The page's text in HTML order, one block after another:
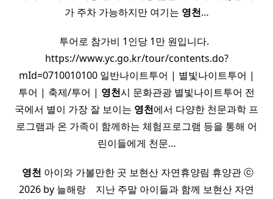
가 주차 가능하지만 여기는 영천…
투어로 참가비 1인당 1만 원입니다. ​ ​
https://www.yc.go.kr/tour/contents.do?
mId=0710010100 일반나이트투어 | 별빛나이트투어 |
투어 | 축제/투어 | 영천시 문화관광 별빛나이트투어 전
국에서 별이 가장 잘 보이는 영천에서 다양한 천문과학 프
로그램과 온 가족이 함께하는 체험프로그램 등을 통해 어
린이들에게 천문…
영천 아이와 가볼만한 곳 보현산 자연휴양림 휴양관 ⓒ
2026 by 늘해랑 ​ ​ ​ 지난 주말 아이들과 함께 보현산 자연